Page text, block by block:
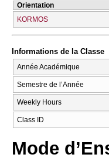
Orientation
KORMOS
Informations de la Classe
Année Académique
Semestre de l’Année
Weekly Hours
Class ID
Mode